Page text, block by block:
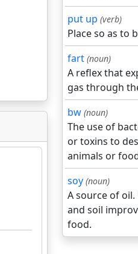
put up (verb)
Place so as to
fart (noun)
A reflex that
gas through
bw (noun)
The use of
or toxins to
animals or
soy (noun)
A source of
and soil
food.